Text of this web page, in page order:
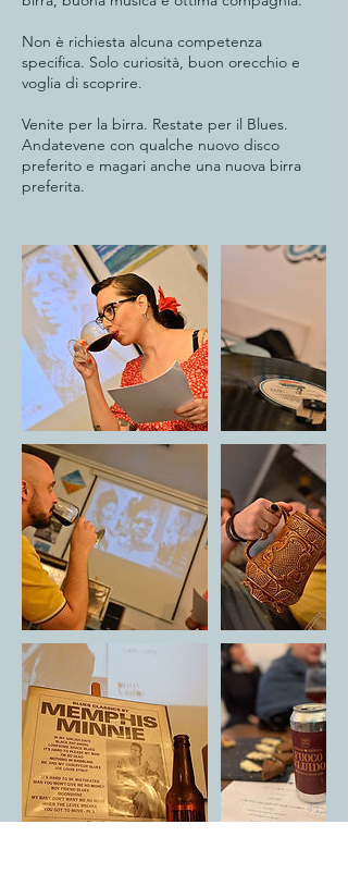
Non è richiesta alcuna competenza
specifica. Solo curiosità, buon orecchio e
voglia di scoprire.
Venite per la birra. Restate per il Blues.
Andatevene con qualche nuovo disco
preferito e magari anche una nuova birra
preferita.